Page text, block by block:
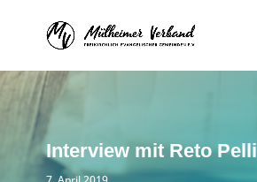
Interview mit Reto Pelli